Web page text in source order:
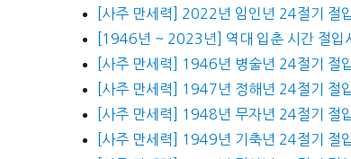
[사주 만세력] 2022년 임인년 24절기 절
[1946년 ~ 2023년] 역대 입춘 시간 절입
[사주 만세력] 1946년 병술년 24절기 절
[사주 만세력] 1947년 정해년 24절기 절
[사주 만세력] 1948년 무자년 24절기 절
[사주 만세력] 1949년 기축년 24절기 절